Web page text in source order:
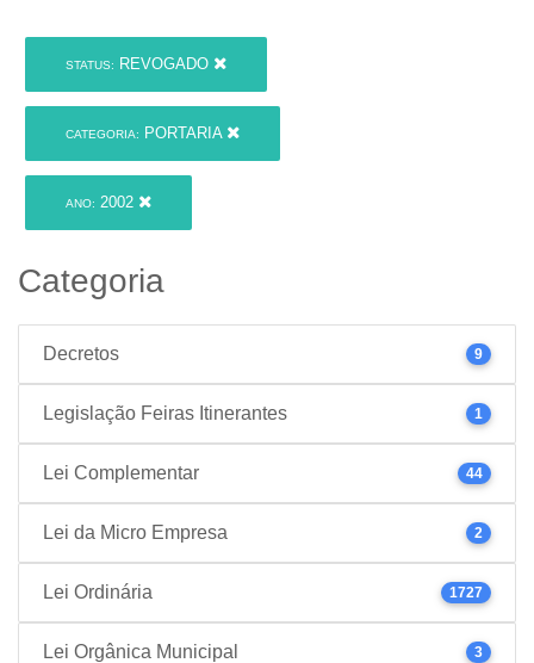
STATUS: REVOGADO
CATEGORIA: PORTARIA
ANO: 2002
Categoria
Decretos 9
Legislação Feiras Itinerantes 1
Lei Complementar 44
Lei da Micro Empresa 2
Lei Ordinária 1727
Lei Orgânica Municipal 3